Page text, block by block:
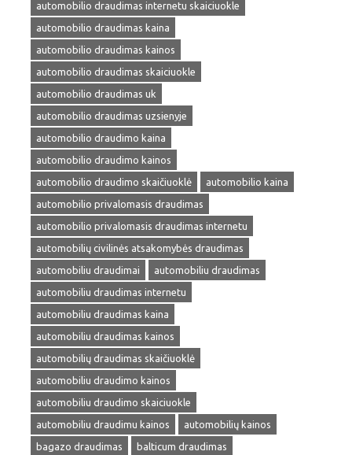
automobilio draudimas internetu skaiciuokle
automobilio draudimas kaina
automobilio draudimas kainos
automobilio draudimas skaiciuokle
automobilio draudimas uk
automobilio draudimas uzsienyje
automobilio draudimo kaina
automobilio draudimo kainos
automobilio draudimo skaičiuoklė
automobilio kaina
automobilio privalomasis draudimas
automobilio privalomasis draudimas internetu
automobilių civilinės atsakomybės draudimas
automobiliu draudimai
automobiliu draudimas
automobiliu draudimas internetu
automobiliu draudimas kaina
automobiliu draudimas kainos
automobilių draudimas skaičiuoklė
automobiliu draudimo kainos
automobiliu draudimo skaiciuokle
automobiliu draudimu kainos
automobilių kainos
bagazo draudimas
balticum draudimas